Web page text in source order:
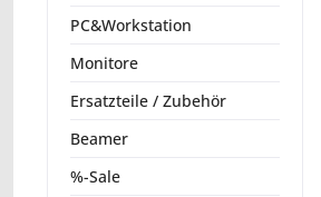
PC&Workstation
Monitore
Ersatzteile / Zubehör
Beamer
%-Sale